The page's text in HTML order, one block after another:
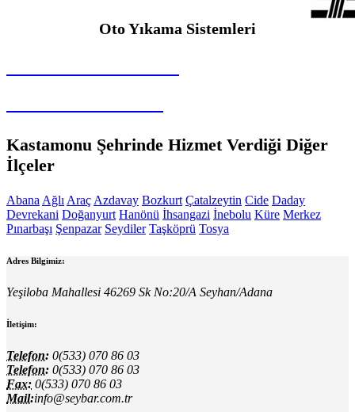
Oto Yıkama Sistemleri
Kastamonu Şehrinde Hizmet Verdiği Diğer
İlçeler
AbanaAğlıAraçAzdavay Bozkurt Çatalzeytin Cide Daday
Devrekani Doğanyurt Hanönü İhsangazi İnebolu Küre Merkez
Pınarbaşı Şenpazar Seydiler Taşköprü Tosya
Adres Bilgimiz:
Yeşiloba Mahallesi 46269 Sk No:20/A Seyhan/Adana
İletişim:
Telefon: 0(533) 070 86 03
Telefon: 0(533) 070 86 03
Fax: 0(533) 070 86 03
Mail:info@seybar.com.tr